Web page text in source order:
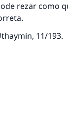
rezar como
11/193.